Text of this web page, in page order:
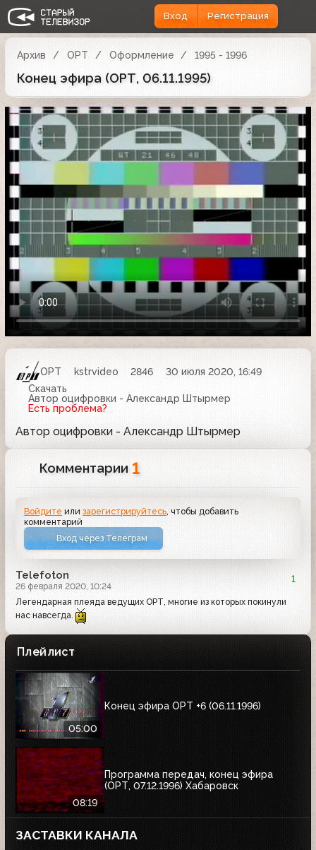
Вход Регистрация
Архив ОРТ Оформление 1995 - 1996
Конец эфира (ОРТ, 06.11.1995)
ОРТ kstrvideo 2846
30 июля 2020, 16:49
Скачать
Автор оцифровки - Александр Штырмер
Есть проблема?
Автор оцифровки - Александр Штырмер
Комментарии 1
Войдите илизарегистрируйтесь, чтобы добавить
комментарий
Вход через Телеграм
Telefoton
26 февраля 2020, 10:24
1
Легендарная плеяда ведущих ОРТ, многие из которых покинули
нас навсегда.
Плейлист
05:00
Конец эфира ОРТ +6 (06.11.1996)
08:19
Программа передач, конец эфира
(ОРТ, 07.12.1996) Хабаровск
ЗАСТАВКИ КАНАЛА